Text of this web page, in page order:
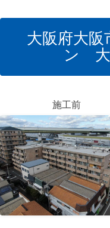
ス
キ
ッ
プ
大阪府大
ン 大
施工前